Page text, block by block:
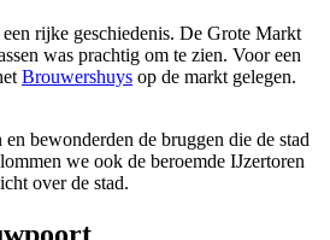
rijke geschiedenis. De Grote Markt
was prachtig om te zien. Voor een
Brouwershuys op de markt gelegen.
bewonderden de bruggen die de stad
we ook de beroemde IJzertoren
over de stad.